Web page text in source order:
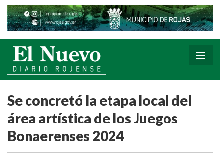
Se concretó la etapa local del
área artística de los Juegos
Bonaerenses 2024